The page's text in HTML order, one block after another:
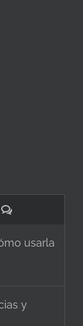
Comentarios
usarla
y